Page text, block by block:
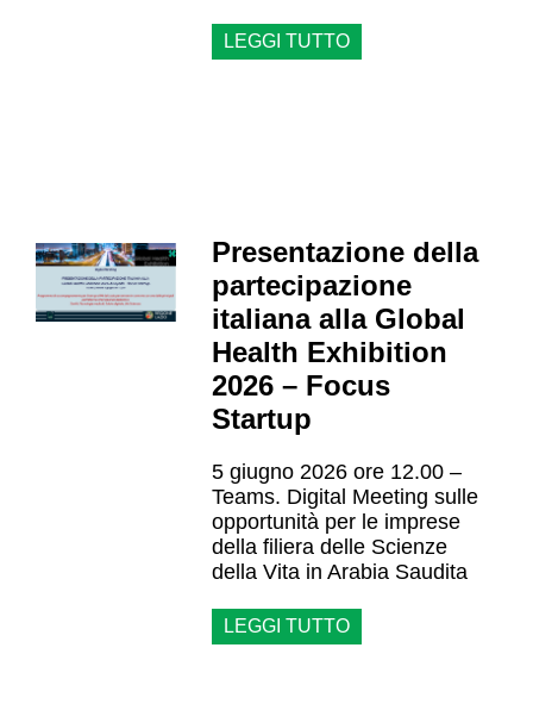
LEGGI TUTTO
Presentazione della
partecipazione
italiana alla Global
Health Exhibition
2026 – Focus
Startup
5 giugno 2026 ore 12.00 –
Teams. Digital Meeting sulle
opportunità per le imprese
della filiera delle Scienze
della Vita in Arabia Saudita
LEGGI TUTTO